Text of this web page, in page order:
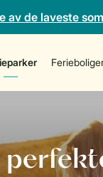
av de laveste